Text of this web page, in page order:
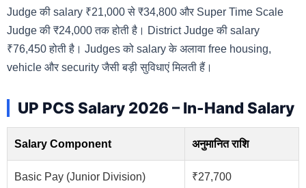
Judge की salary ₹21,000 से ₹34,800 और Super Time Scale
Judge की ₹24,000 तक होती है। District Judge की salary
₹76,450 होती है। Judges को salary के अलावा free housing,
vehicle और security जैसी बड़ी सुविधाएं मिलती हैं।
UP PCS Salary 2026 – In-Hand Salary
Salary Component अनुमानित राशि
Basic Pay (Junior Division) ₹27,700